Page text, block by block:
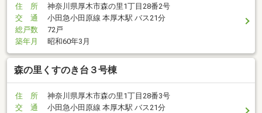
住 所
神奈川県厚木市森の里1丁目28番2号
交 通
小田急小田原線 本厚木駅 バス21分
総戸数
72戸
築年月
昭和60年3月
森の里くすのき台３号棟
住 所
神奈川県厚木市森の里1丁目28番3号
交 通
小田急小田原線 本厚木駅 バス21分